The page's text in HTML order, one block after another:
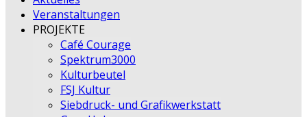
Veranstaltungen
PROJEKTE
Café Courage
Spektrum3000
Kulturbeutel
FSJ Kultur
Siebdruck- und Grafikwerkstatt